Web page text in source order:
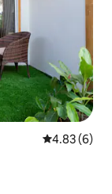
Calificación
4.83 (6)